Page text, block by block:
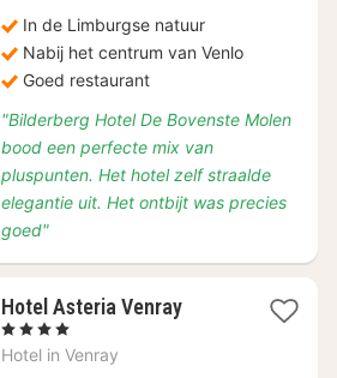
In de Limburgse natuur
Nabij het centrum van Venlo
Goed restaurant
"Bilderberg Hotel De Bovenste Molen
bood een perfecte mix van
pluspunten. Het hotel zelf straalde
elegantie uit. Het ontbijt was precies
goed"
Hotel Asteria Venray2
, 4 Sterren
Hotel in Venray